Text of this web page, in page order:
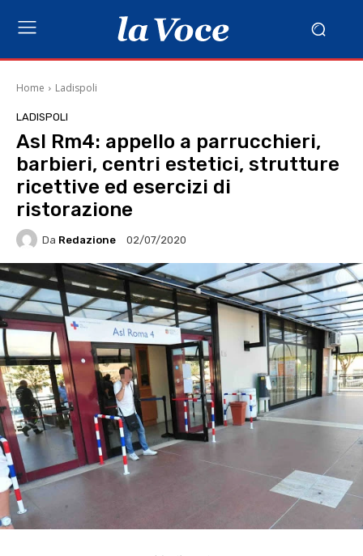
Home Ladispoli
LADISPOLI
Asl Rm4: appello a parrucchieri,
barbieri, centri estetici, strutture
ricettive ed esercizi di
ristorazione
Da Redazione 02/07/2020